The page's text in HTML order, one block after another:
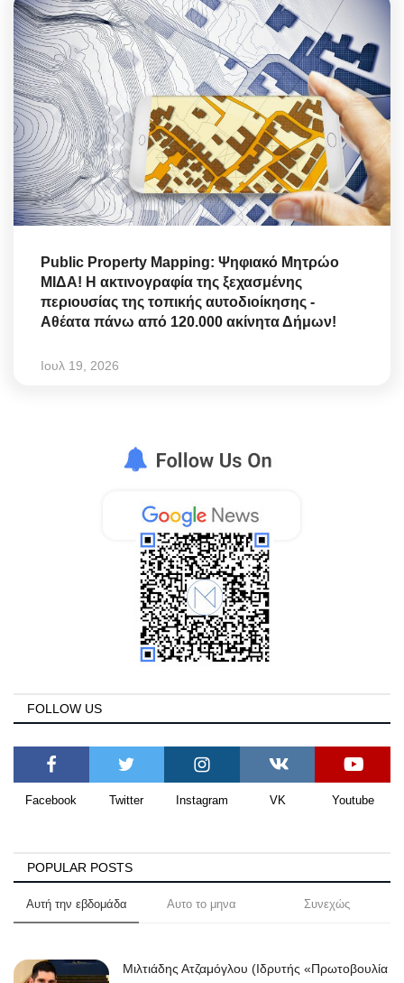
Public Property Mapping: Ψηφιακό Μητρώο
ΜΙΔΑ! Η ακτινογραφία της ξεχασμένης
περιουσίας της τοπικής αυτοδιοίκησης -
Αθέατα πάνω από 120.000 ακίνητα Δήμων!
Ιουλ 19, 2026
FOLLOW US
Facebook Twitter Instagram VK Youtube
POPULAR POSTS
Αυτή την εβδομάδα Αυτο το μηνα Συνεχώς
Μιλτιάδης Ατζαμόγλου (Ιδρυτής «Πρωτοβουλία